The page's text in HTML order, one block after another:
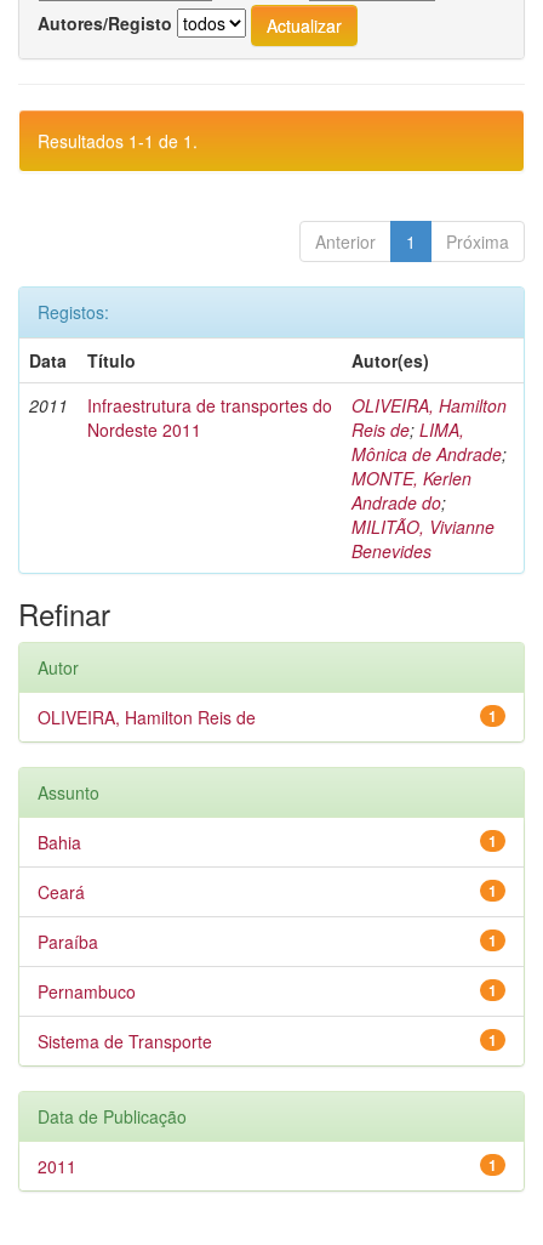
Autores/Registo
Resultados 1-1 de 1.
Anterior 1 Próxima
Registos:
Data
Título
Autor(es)
2011
Infraestrutura de transportes do
Nordeste 2011
OLIVEIRA, Hamilton
Reis de; LIMA,
Mônica de Andrade;
MONTE, Kerlen
Andrade do;
MILITÃO, Vivianne
Benevides
Refinar
Autor
1
OLIVEIRA, Hamilton Reis de
Assunto
1
Bahia
1
Ceará
1
Paraíba
1
Pernambuco
1
Sistema de Transporte
Data de Publicação
1
2011